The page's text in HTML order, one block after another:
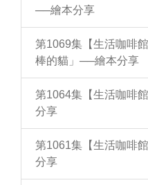
──繪本分享
第1069集【生活咖啡
棒的貓」──繪本分享
第1064集【生活咖啡
分享
第1061集【生活咖啡
分享